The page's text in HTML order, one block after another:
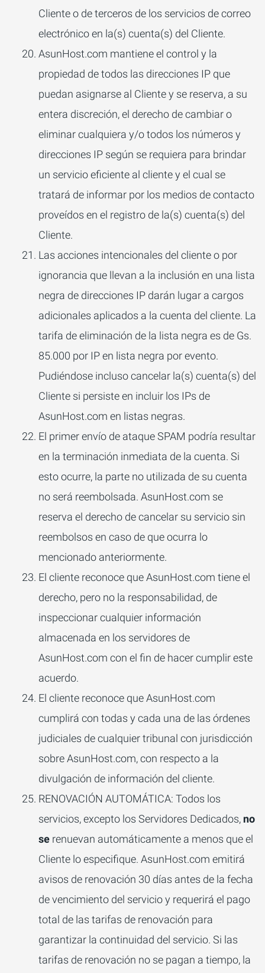
Cliente o de terceros de los servicios de correo
electrónico en la(s) cuenta(s) del Cliente.
AsunHost.com mantiene el control y la
propiedad de todos las direcciones IP que
puedan asignarse al Cliente y se reserva, a su
entera discreción, el derecho de cambiar o
eliminar cualquiera y/o todos los números y
direcciones IP según se requiera para brindar
un servicio eficiente al cliente y el cual se
tratará de informar por los medios de contacto
proveídos en el registro de la(s) cuenta(s) del
Cliente.
Las acciones intencionales del cliente o por
ignorancia que llevan a la inclusión en una lista
negra de direcciones IP darán lugar a cargos
adicionales aplicados a la cuenta del cliente. La
tarifa de eliminación de la lista negra es de Gs.
85.000 por IP en lista negra por evento.
Pudiéndose incluso cancelar la(s) cuenta(s) del
Cliente si persiste en incluir los IPs de
AsunHost.com en listas negras.
El primer envío de ataque SPAM podría resultar
en la terminación inmediata de la cuenta. Si
esto ocurre, la parte no utilizada de su cuenta
no será reembolsada. AsunHost.com se
reserva el derecho de cancelar su servicio sin
reembolsos en caso de que ocurra lo
mencionado anteriormente.
El cliente reconoce que AsunHost.com tiene el
derecho, pero no la responsabilidad, de
inspeccionar cualquier información
almacenada en los servidores de
AsunHost.com con el fin de hacer cumplir este
acuerdo.
El cliente reconoce que AsunHost.com
cumplirá con todas y cada una de las órdenes
judiciales de cualquier tribunal con jurisdicción
sobre AsunHost.com, con respecto a la
divulgación de información del cliente.
RENOVACIÓN AUTOMÁTICA: Todos los
servicios, excepto los Servidores Dedicados, no
se renuevan automáticamente a menos que el
Cliente lo especifique. AsunHost.com emitirá
avisos de renovación 30 días antes de la fecha
de vencimiento del servicio y requerirá el pago
total de las tarifas de renovación para
garantizar la continuidad del servicio. Si las
tarifas de renovación no se pagan a tiempo, la